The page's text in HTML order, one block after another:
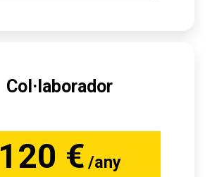
Col·laborador
120 € /any